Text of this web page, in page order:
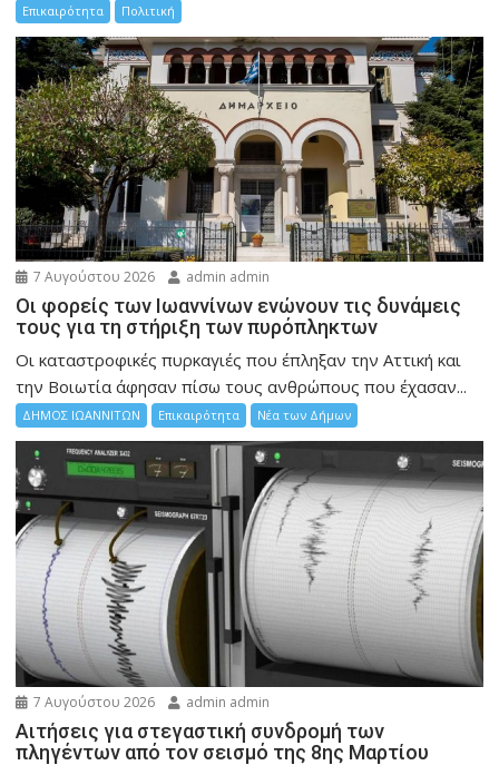
Επικαιρότητα Πολιτική
7 Αυγούστου 2026 admin admin
Οι φορείς των Ιωαννίνων ενώνουν τις δυνάμεις
τους για τη στήριξη των πυρόπληκτων
Οι καταστροφικές πυρκαγιές που έπληξαν την Αττική και
την Bοιωτία άφησαν πίσω τους ανθρώπους που έχασαν...
ΔΗΜΟΣ ΙΩΑΝΝΙΤΩΝ Επικαιρότητα Νέα των Δήμων
7 Αυγούστου 2026 admin admin
Αιτήσεις για στεγαστική συνδρομή των
πληγέντων από τον σεισμό της 8ης Μαρτίου